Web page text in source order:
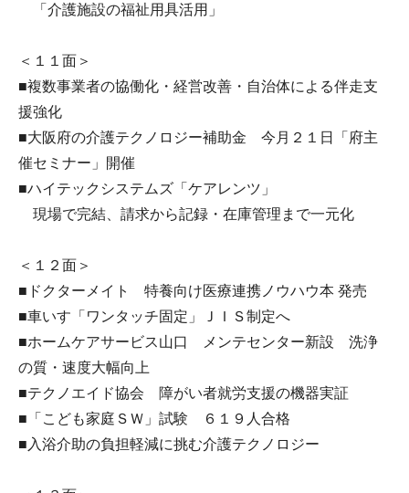
「介護施設の福祉用具活用」
＜１１面＞
■複数事業者の協働化・経営改善・自治体による伴走支
援強化
■大阪府の介護テクノロジー補助金 今月２１日「府主
催セミナー」開催
■ハイテックシステムズ「ケアレンツ」
現場で完結、請求から記録・在庫管理まで一元化
＜１２面＞
■ドクターメイト 特養向け医療連携ノウハウ本 発売
■車いす「ワンタッチ固定」ＪＩＳ制定へ
■ホームケアサービス山口 メンテセンター新設 洗浄
の質・速度大幅向上
■テクノエイド協会 障がい者就労支援の機器実証
■「こども家庭ＳＷ」試験 ６１９人合格
■入浴介助の負担軽減に挑む介護テクノロジー